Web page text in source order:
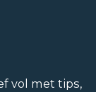
vol met tips,